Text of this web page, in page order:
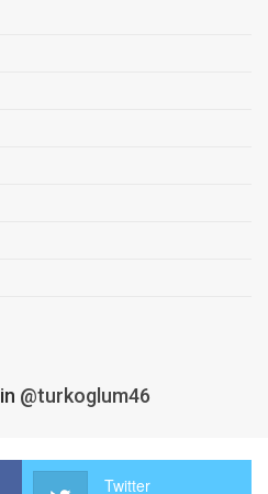
@turkoglum46
Twitter